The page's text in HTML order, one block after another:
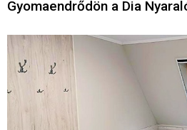
Gyomaendrődön a Dia